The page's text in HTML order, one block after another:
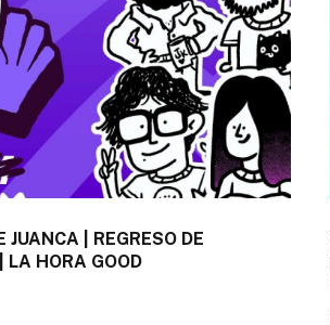
JUANCA | REGRESO DE
LA HORA GOOD